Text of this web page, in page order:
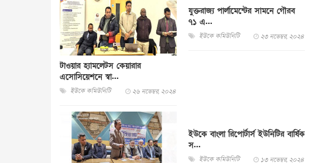
টাওয়ার হ্যামলেটস কেয়ারার
এসোসিয়েশনে স্বা...
ইউকে কমিউনিটি ২৬ নভেম্বর, ২০২৪
যুক্তরাজ্য পার্লামেন্টের সামনে গৌরব
৭১ এ...
ইউকে কমিউনিটি ২৩ নভেম্বর, ২০২৪
ইউকে বাংলা রিপোর্টার্স ইউনিটির বার্ষিক
স...
ইউকে কমিউনিটি ১৩ নভেম্বর, ২০২৪